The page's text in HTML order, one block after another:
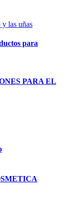
las uñas
para
PARA EL